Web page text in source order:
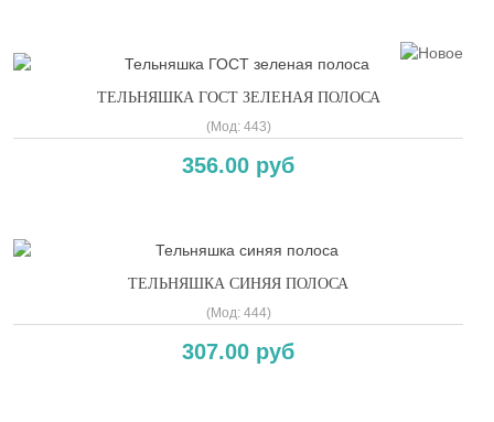
ТЕЛЬНЯШКА ГОСТ ЗЕЛЕНАЯ ПОЛОСА
(Мод: 443)
356.00 руб
ТЕЛЬНЯШКА СИНЯЯ ПОЛОСА
(Мод: 444)
307.00 руб